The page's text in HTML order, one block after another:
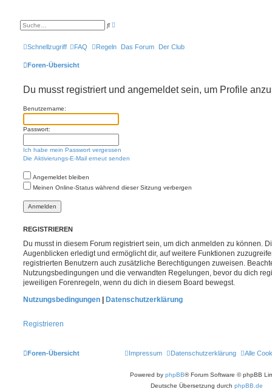
S
h
e i
S
e
Schnellzugriff FAQ Regeln Das Forum Der Club
Foren-Übersicht
Du musst registriert und angemeldet sein, um Profile
Benutzername:
Passwort:
Ich habe mein Passwort vergessen
Die Aktivierungs-E-Mail erneut senden
Angemeldet bleiben
Meinen Online-Status während dieser Sitzung verbergen
REGISTRIEREN
Du musst in diesem Forum registriert sein, um dich anmelden zu können.
Augenblicken erledigt und ermöglicht dir, auf weitere Funktionen
registrierten Benutzern auch zusätzliche Berechtigungen zuweisen.
Nutzungsbedingungen und die verwandten Regelungen, bevor du dich
jeweiligen Forenregeln, wenn du dich in diesem Board bewegst.
Nutzungsbedingungen | Datenschutzerklärung
Registrieren
Foren-Übersicht Alle
Datenschutzerklärung
Impressum
Powered by phpBB® Forum Software © phpBB
Deutsche Übersetzung durch phpBB.de